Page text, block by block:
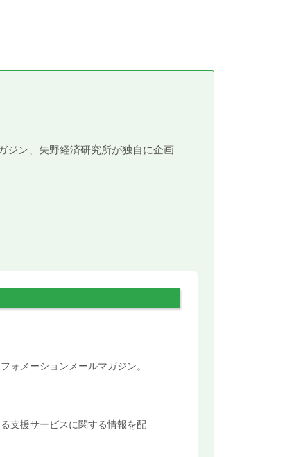
ジン、矢野経済研究所が独自に企画
ォメーションメールマガジン。
支援サービスに関する情報を配